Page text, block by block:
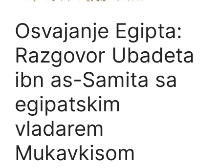
Osvajanje Egipta:
Razgovor Ubadeta
ibn as-Samita sa
egipatskim
vladarem
Mukavkisom